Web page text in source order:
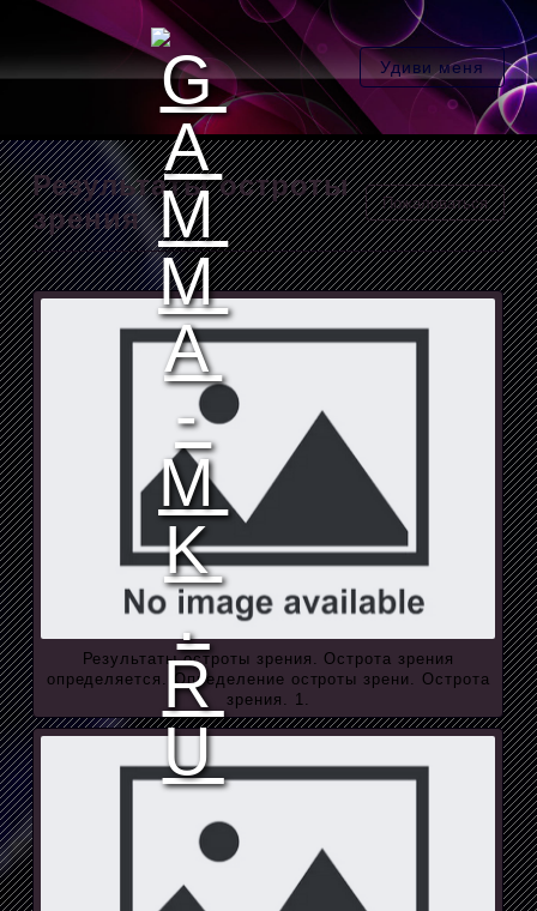
Удиви меня
Результаты остроты
зрения
Пожаловаться
Результаты остроты зрения. Острота зрения
определяется. Определение остроты зрени. Острота
зрения. 1.